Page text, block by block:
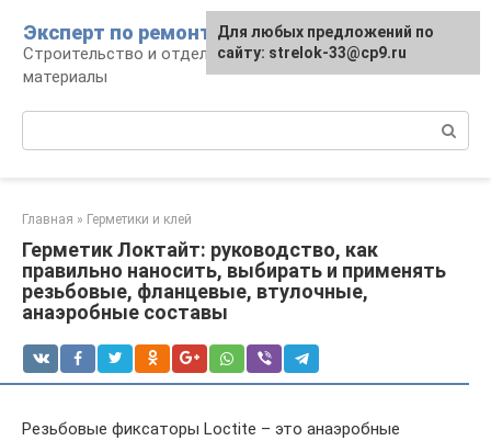
контенту
Эксперт по ремонту
Строительство и отделка: работы и
материалы
Главная » Герметики и клей
Герметик Локтайт: руководство, как
правильно наносить, выбирать и применять
резьбовые, фланцевые, втулочные,
анаэробные составы
Резьбовые фиксаторы Loctite – это анаэробные
Для любых предложений по
сайту: strelok-33@cp9.ru
Для любых предложений по
сайту: strelok-33@cp9.ru